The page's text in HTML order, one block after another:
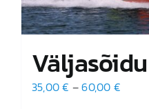
35,00€ –60,00 €